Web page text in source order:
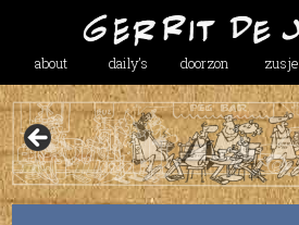
about daily’s doorzon zusje